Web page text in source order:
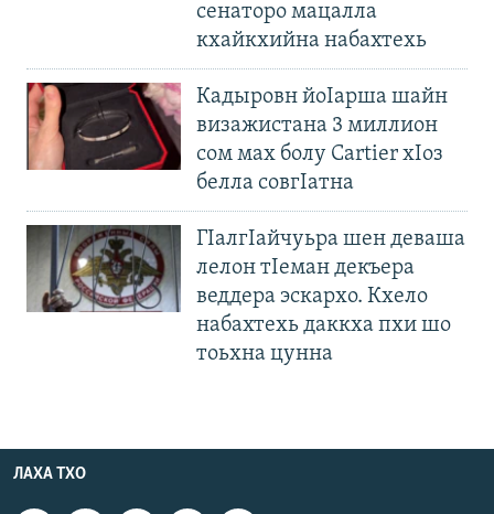
сенаторо мацалла
кхайкхийна набахтехь
Кадыровн йоIарша шайн
визажистана 3 миллион
сом мах болу Cartier хIоз
белла совгIатна
ГIалгIайчуьра шен деваша
лелон тIеман декъера
веддера эскархо. Кхело
набахтехь даккха пхи шо
тоьхна цунна
ЛАХА ТХО